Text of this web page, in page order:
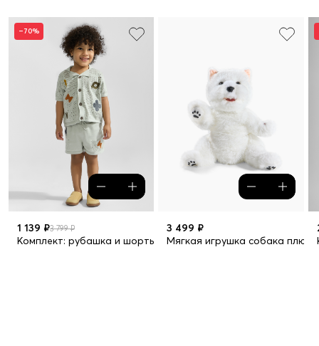
–70%
1 139 ₽3 799 ₽
Комплект: рубашка и шорты
3 499 ₽
Мягкая игрушка собака